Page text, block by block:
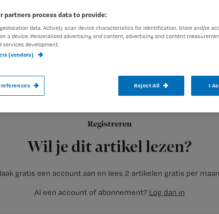
Registreren
Wil je dit artikel lezen?
gratis een account aan en lees 2 artikelen gratis per
Al een account of abonnement? Log dan in
LEIDEN – De verspreiding van de
Nederland is na maandenlange onrust
sporadisch op.
partners process data to provide:
data. Actively scan device characteristics for identification. Store and/or
a device. Personalised advertising and content, advertising and content
services development.
(vendors)
Reject All I